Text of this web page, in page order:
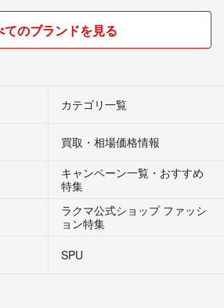
てのブランドを見る
カテゴリ一覧
買取・相場価格情報
キャンペーン一覧・おすすめ
特集
ラクマ公式ショップ ファッシ
ョン特集
SPU